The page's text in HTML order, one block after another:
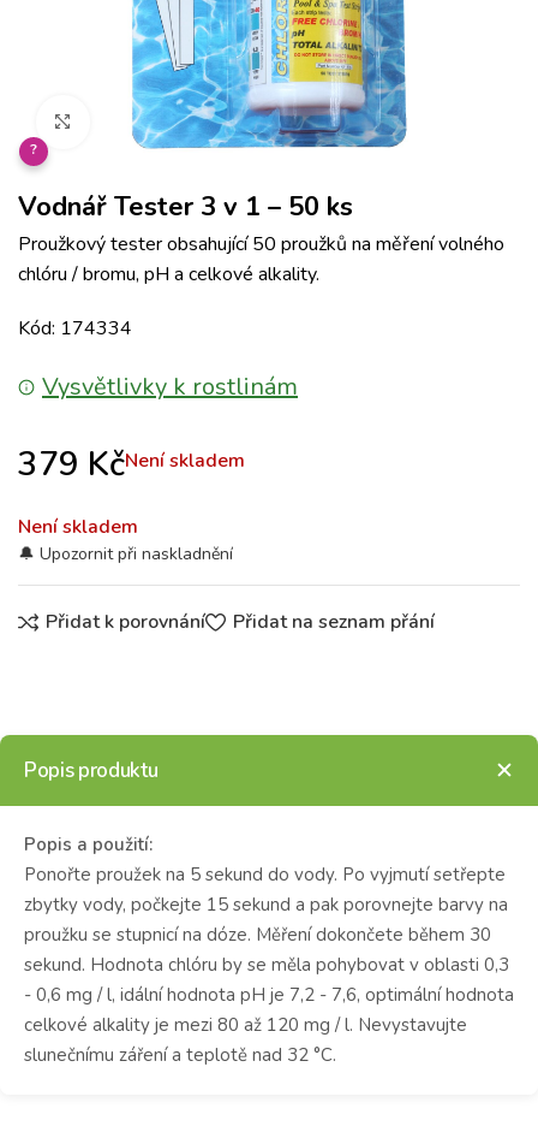
Klikněte pro zvětšení
?
Vodnář Tester 3 v 1 – 50 ks
Proužkový tester obsahující 50 proužků na měření volného
chlóru / bromu, pH a celkové alkality.
Kód: 174334
Vysvětlivky k rostlinám
379 KčNení skladem
Není skladem
Přidat k porovnání Přidat na seznam přání
Popis produktu
Popis a použití:
Ponořte proužek na 5 sekund do vody. Po vyjmutí setřepte
zbytky vody, počkejte 15 sekund a pak porovnejte barvy na
proužku se stupnicí na dóze. Měření dokončete během 30
sekund. Hodnota chlóru by se měla pohybovat v oblasti 0,3
- 0,6 mg / l, idální hodnota pH je 7,2 - 7,6, optimální hodnota
celkové alkality je mezi 80 až 120 mg / l. Nevystavujte
slunečnímu záření a teplotě nad 32 °C.